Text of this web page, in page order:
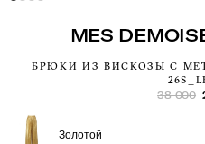
MES
БРЮКИ ИЗ ВИСКОЗЫ С
38 000
Золотой